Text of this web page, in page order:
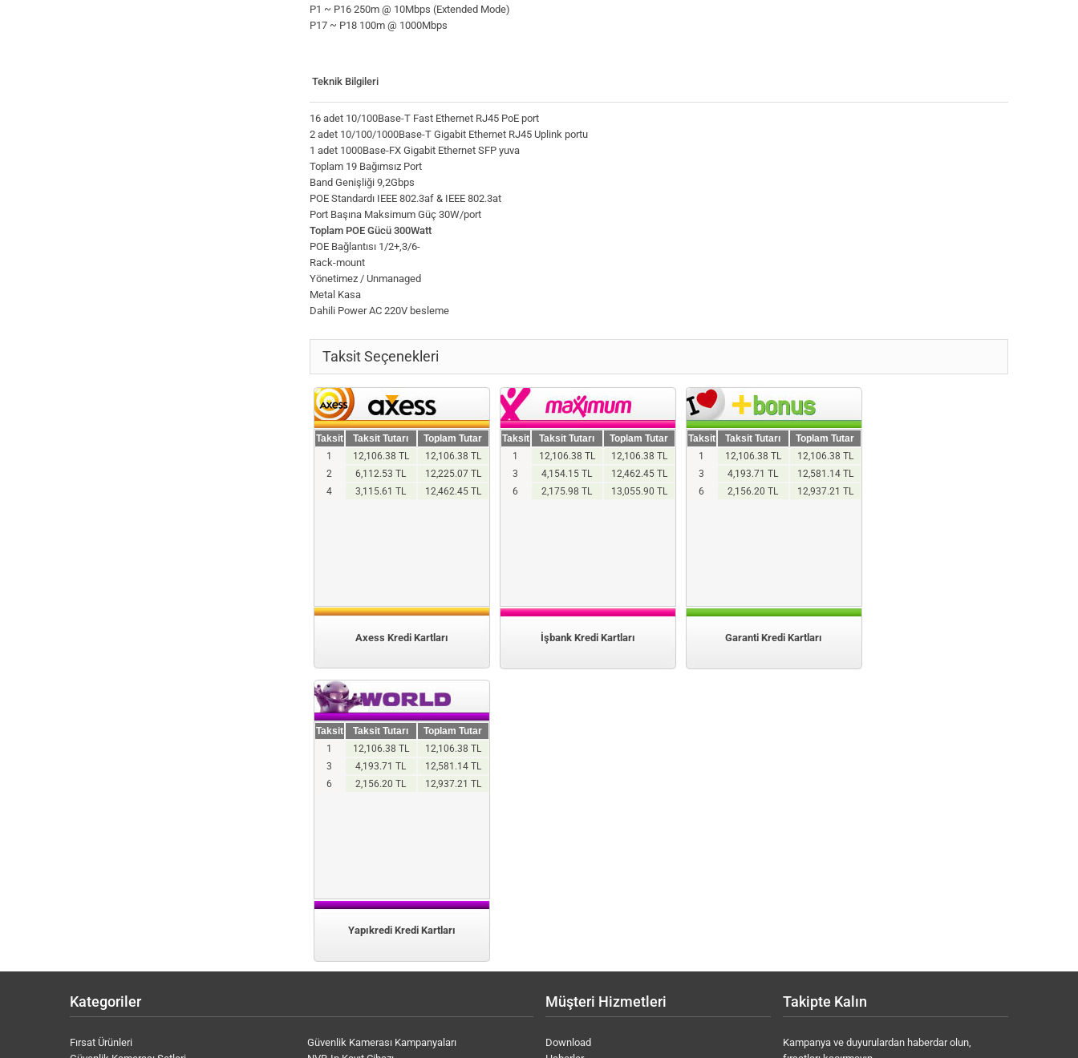
P1 ~ P16 250m @ 10Mbps (Extended Mode)
P17 ~ P18 100m @ 1000Mbps
Teknik Bilgileri
16 adet 10/100Base-T Fast Ethernet RJ45 PoE port
2 adet 10/100/1000Base-T Gigabit Ethernet RJ45 Uplink portu
1 adet 1000Base-FX Gigabit Ethernet SFP yuva
Toplam 19 Bağımsız Port
Band Genişliği 9,2Gbps
POE Standardı IEEE 802.3af & IEEE 802.3at
Port Başına Maksimum Güç 30W/port
Toplam POE Gücü 300Watt
POE Bağlantısı 1/2+,3/6-
Rack-mount
Yönetimez / Unmanaged
Metal Kasa ​
Dahili Power AC 220V besleme
Taksit Seçenekleri
Taksit Taksit Tutarı
Toplam Tutar
1
12,106.38 TL
12,106.38 TL
2
6,112.53 TL
12,225.07 TL
4
3,115.61 TL 12,462.45 TL
Axess Kredi Kartları
Taksit Taksit Tutarı
Toplam Tutar
1
12,106.38 TL
12,106.38 TL
3
4,154.15 TL
12,462.45 TL
6
2,175.98 TL 13,055.90 TL
İşbank Kredi Kartları
Taksit Taksit Tutarı
Toplam Tutar
1
12,106.38 TL
12,106.38 TL
3
4,193.71 TL
12,581.14 TL
6
2,156.20 TL 12,937.21 TL
Garanti Kredi Kartları
Taksit Taksit Tutarı
Toplam Tutar
1
12,106.38 TL
12,106.38 TL
3
4,193.71 TL
12,581.14 TL
6
2,156.20 TL 12,937.21 TL
Yapıkredi Kredi Kartları
Kategoriler
Fırsat Ürünleri
Güvenlik Kamerası Kampanyaları
Müşteri Hizmetleri
Download
Takipte Kalın
Kampanya ve duyurulardan haberdar olun,